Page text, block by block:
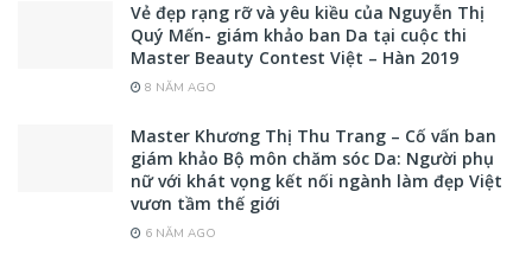
Vẻ đẹp rạng rỡ và yêu kiều của Nguyễn Thị
Quý Mến- giám khảo ban Da tại cuộc thi
Master Beauty Contest Việt – Hàn 2019
8 NĂM AGO
Master Khương Thị Thu Trang – Cố vấn ban
giám khảo Bộ môn chăm sóc Da: Người phụ
nữ với khát vọng kết nối ngành làm đẹp Việt
vươn tầm thế giới
6 NĂM AGO